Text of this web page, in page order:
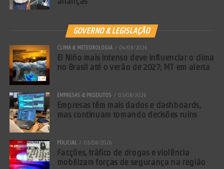
GOVERNO & LEGISLAÇÃO
CLIMA & METEOROLOGIA 04/08/2026
El Niño mais intenso deve influenciar o clima
no Brasil até o verão de 2027; MT em alerta
EMPRESAS & PRODUTOS 03/08/2026
Empresas têm mais dados e dashboards,
mas continuam tomando decisões ruins
POLICIAL 03/08/2026
Facções, tráfico de drogas e violência
mobilizam forças de segurança na região